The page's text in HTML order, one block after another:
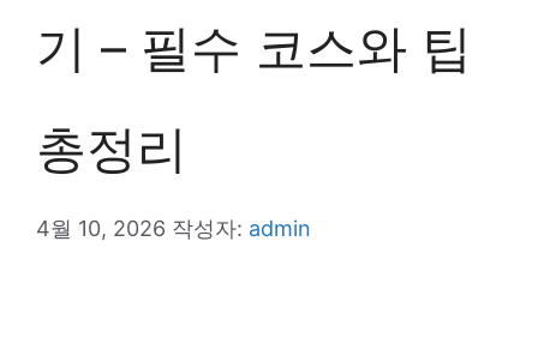
기 – 필수 코스와 팁
총정리
4월 10, 2026 작성자: admin